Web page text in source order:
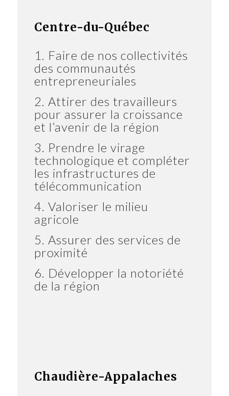
Centre-du-Québec
1. Faire de nos collectivités
des communautés
entrepreneuriales
2. Attirer des travailleurs
pour assurer la croissance
et l’avenir de la région
3. Prendre le virage
technologique et compléter
les infrastructures de
télécommunication
4. Valoriser le milieu
agricole
5. Assurer des services de
proximité
6. Développer la notoriété
de la région
Chaudière-Appalaches